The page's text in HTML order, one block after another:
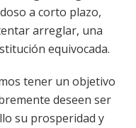
a corto plazo,
arreglar, una
equivocada.
tener un objetivo
deseen ser
su prosperidad y